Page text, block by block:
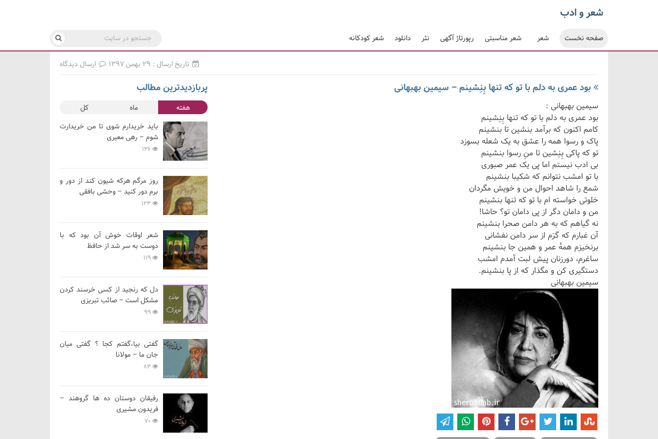
شعر و ادب
صفحه نخست شعر شعر مناسبتی رپورتاژ آگهی نثر دانلود شعر کودکانه
تاریخ ارسال : ۲۹ بهمن ۱۳۹۷ ارسال دیدگاه
بود عمری به دلم با تو که تنها بِنِشینم – سیمین بهبهانی
سیمین بهبهانی :
بود عمری به دلم با تو که تنها بِنِشینم
کامم اکنون که برآمد بنشین تا بنشینم
پاک و رسوا همه را عشق به یک شعله بسوزد
تو که پاکی بِنِشین تا منِ رسوا بنشینم
بی ادب نیستم اما پی یک عمر صبوری
با تو امشب نتوانم که شکیبا بنشینم
شمع را شاهد احوال من و خویش مگردان
خلوتی خواسته ام با تو که تنها بنشینم
من و دامان دگر از پی دامان تو؟ حاشا!
نه گیاهم که به هر دامن صحرا بنشینم
آن غبارم که گرَم از سر دامن نفشانی
برنخیزم همهٔ عمر و همین جا بنشینم
ساغرم، دورزنان پیش لبت آمدم امشب
دستگیری کن و مگذار که از پا بنشینم.
سیمین بهبهانی
پربازدیدترین مطالب
هفته ماه کل
باید خریدارم شوی تا من خریدارت
شوم – رهی معیری
136
روز مرگم هرکه شیون کند از دور و
برم دور کنید – وحشی بافقی
123
شعر اوقات خوش آن بود که با
دوست به سر شد از حافظ
119
دل که رنجید از کسی خرسند کردن
مشکل است – صائب تبریزی
99
گفتی بیا،گفتم کجا ؟ گفتی میان
جان ما – مولانا
83
رفیقان دوستان ده ها گروهند –
فریدون مشیری
70